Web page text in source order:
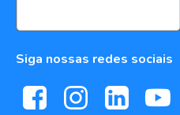
Siga nossas redes sociais